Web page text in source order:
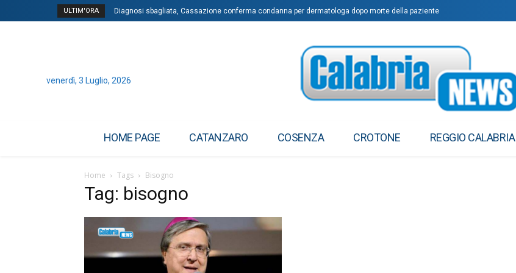
ULTIM'ORA Diagnosi sbagliata, Cassazione conferma condanna per dermatologa dopo morte della paziente
venerdì, 3 Luglio, 2026
HOME PAGE CATANZARO COSENZA CROTONE REGGIO CALABRIA
Home Tags Bisogno
Tag: bisogno